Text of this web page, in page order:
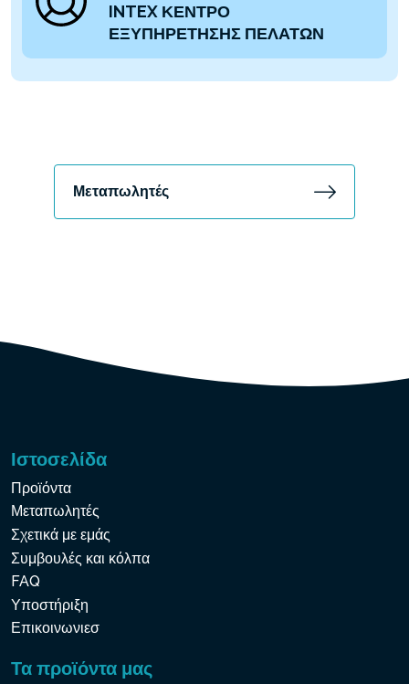
INTEX ΚΕΝΤΡΟ
ΕΞΥΠΗΡΕΤΗΣΗΣ ΠΕΛΑΤΩΝ
Μεταπωλητές
Ιστοσελίδα
Προϊόντα
Μεταπωλητές
Σχετικά με εμάς
Συμβουλές και κόλπα
FAQ
Υποστήριξη
Επικοινωνιεσ
Τα προϊόντα μας